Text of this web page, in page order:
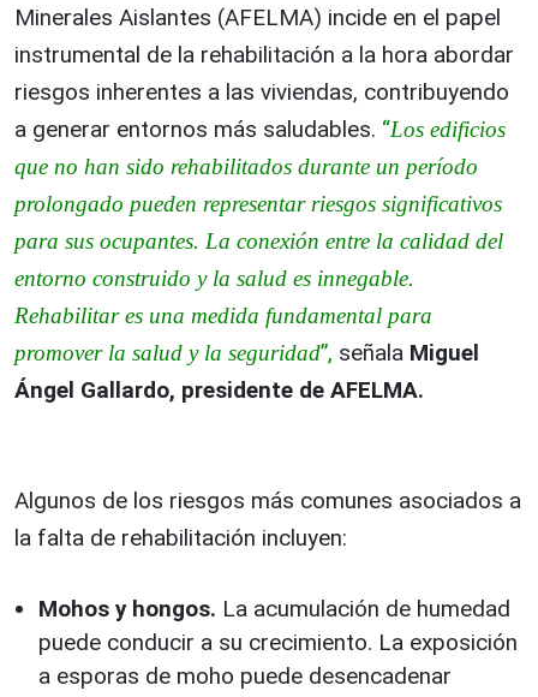
Minerales Aislantes (AFELMA) incide en el papel
instrumental de la rehabilitación a la hora abordar
riesgos inherentes a las viviendas, contribuyendo
a generar entornos más saludables. “Los edificios
que no han sido rehabilitados durante un período
prolongado pueden representar riesgos significativos
para sus ocupantes. La conexión entre la calidad del
entorno construido y la salud es innegable.
Rehabilitar es una medida fundamental para
promover la salud y la seguridad”, señala Miguel
Ángel Gallardo, presidente de AFELMA.
Algunos de los riesgos más comunes asociados a
la falta de rehabilitación incluyen:
Mohos y hongos. La acumulación de humedad
puede conducir a su crecimiento. La exposición
a esporas de moho puede desencadenar